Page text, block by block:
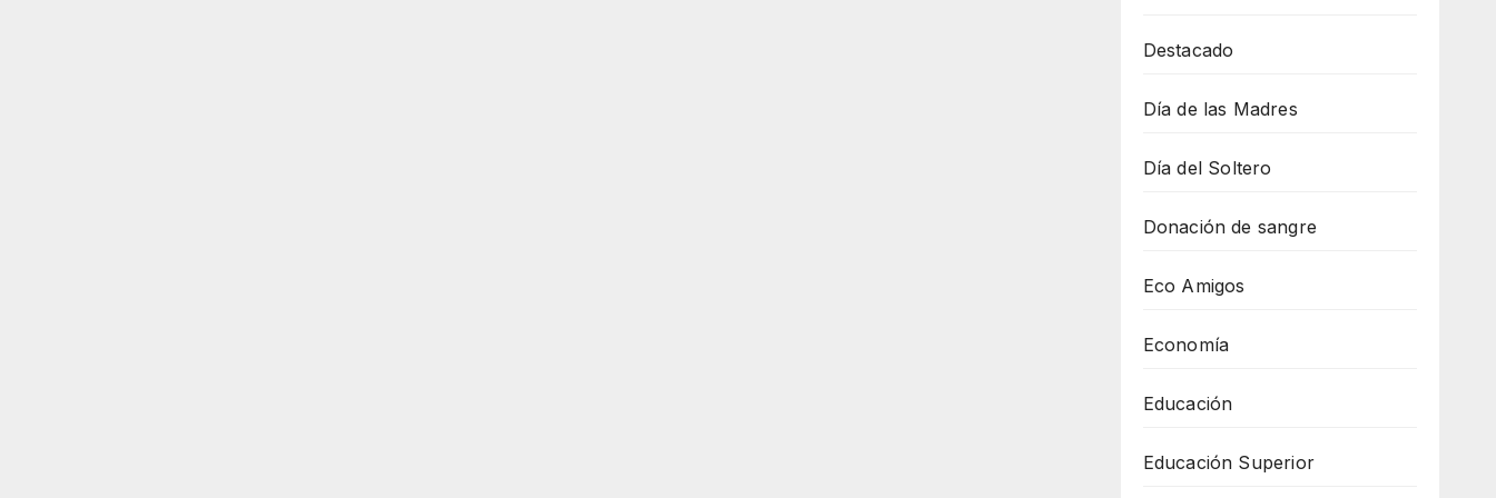
Destacado
Día de las Madres
Día del Soltero
Donación de sangre
Eco Amigos
Economía
Educación
Educación Superior